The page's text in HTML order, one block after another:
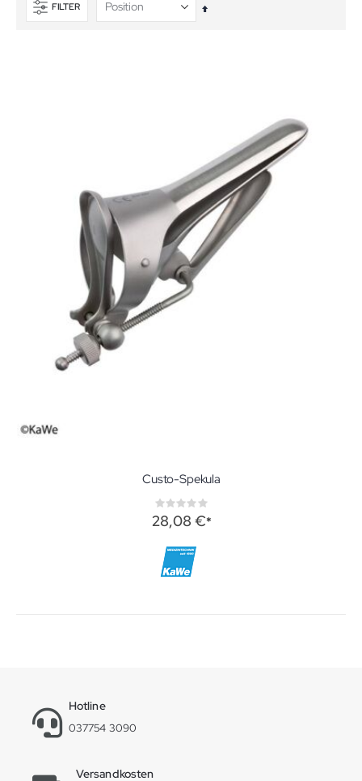
FILTER
In
Custo-Spekula
Rating:
0%
28,08 €
Hotline
037754 3090
Versandkosten